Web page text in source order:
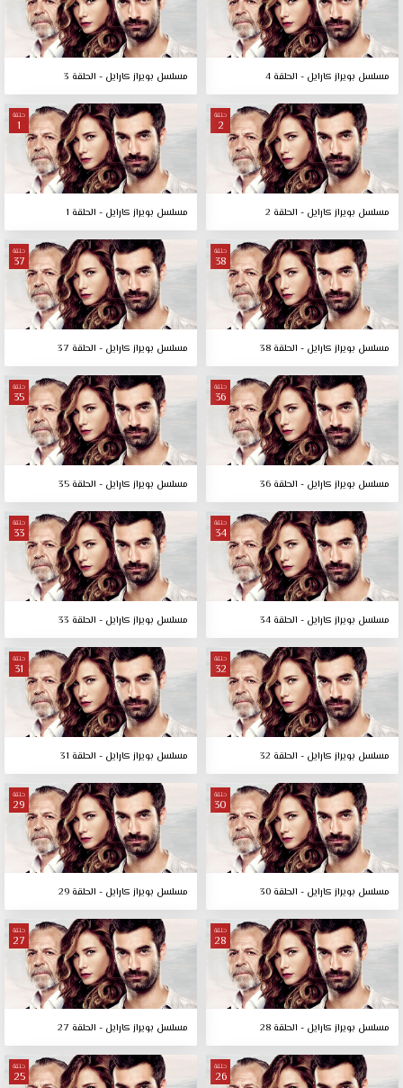
مسلسل بويراز كارايل - الحلقة 4 مسلسل بويراز كارايل - الحلقة 3
حلقة
2
مسلسل بويراز كارايل - الحلقة 2
حلقة
1
مسلسل بويراز كارايل - الحلقة 1
حلقة
38
مسلسل بويراز كارايل - الحلقة 38
حلقة
37
مسلسل بويراز كارايل - الحلقة 37
حلقة
36
مسلسل بويراز كارايل - الحلقة 36
حلقة
35
مسلسل بويراز كارايل - الحلقة 35
حلقة
34
مسلسل بويراز كارايل - الحلقة 34
حلقة
33
مسلسل بويراز كارايل - الحلقة 33
حلقة
32
مسلسل بويراز كارايل - الحلقة 32
حلقة
31
مسلسل بويراز كارايل - الحلقة 31
حلقة
30
مسلسل بويراز كارايل - الحلقة 30
حلقة
29
مسلسل بويراز كارايل - الحلقة 29
حلقة
28
مسلسل بويراز كارايل - الحلقة 28
حلقة
27
مسلسل بويراز كارايل - الحلقة 27
حلقة
26
حلقة
25